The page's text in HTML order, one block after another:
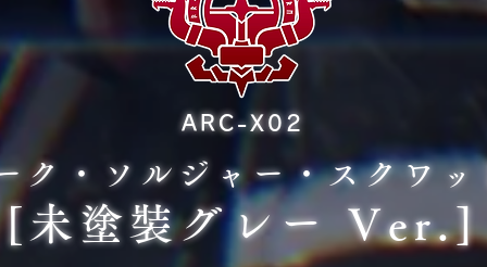
ARC-X02
ク・ソルジャー・スクワッ
[未塗裝グレー Ver.]